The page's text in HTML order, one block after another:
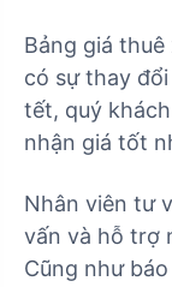
Bảng giá thuê
có sự thay
tết, quý
nhận giá tốt
Nhân viên tư
vấn và hỗ trợ
Cũng như